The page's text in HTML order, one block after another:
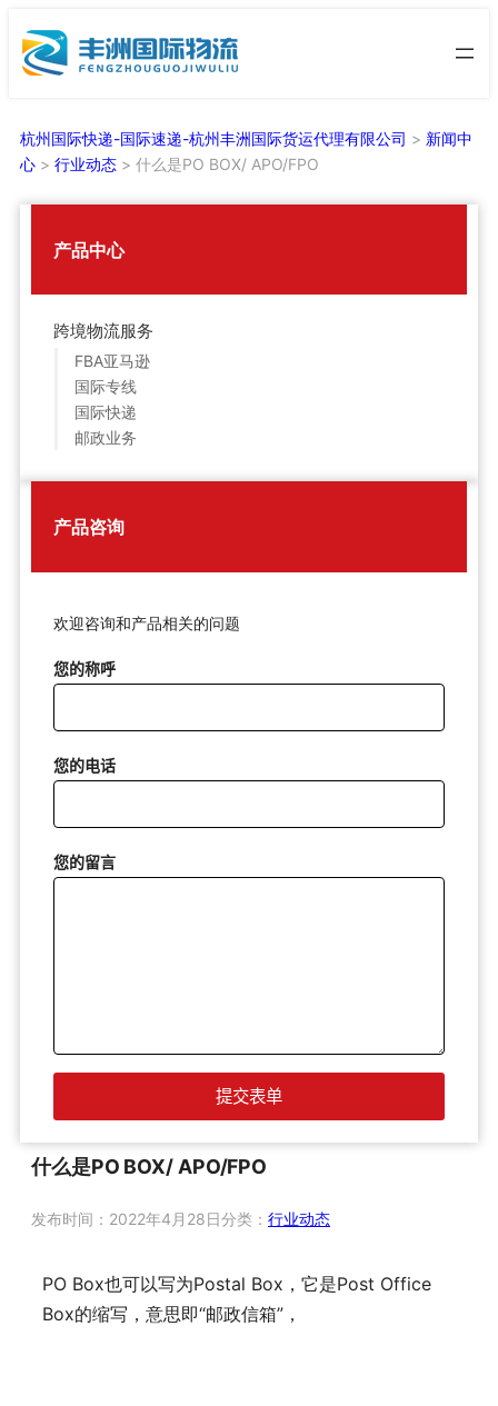
至
杭州国际快递-国际速递-杭州丰洲国际货运代理有限公司 > 新闻中
心 > 行业动态 > 什么是PO BOX/ APO/FPO
产品中心
跨境物流服务
FBA亚马逊
国际专线
国际快递
邮政业务
产品咨询
欢迎咨询和产品相关的问题
您的称呼
您的电话
您的留言
什么是PO BOX/ APO/FPO
发布时间： 2022年4月28日分类： 行业动态
PO Box也可以写为Postal Box，它是Post Office
Box的缩写，意思即“邮政信箱”，